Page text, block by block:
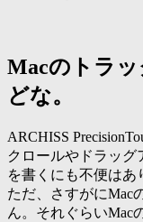
Macのトラ
どな。
ARCHISS
クロールやドラッ
を書くにも不便はあ
ただ、さすがにMac
ん。それぐらいMac